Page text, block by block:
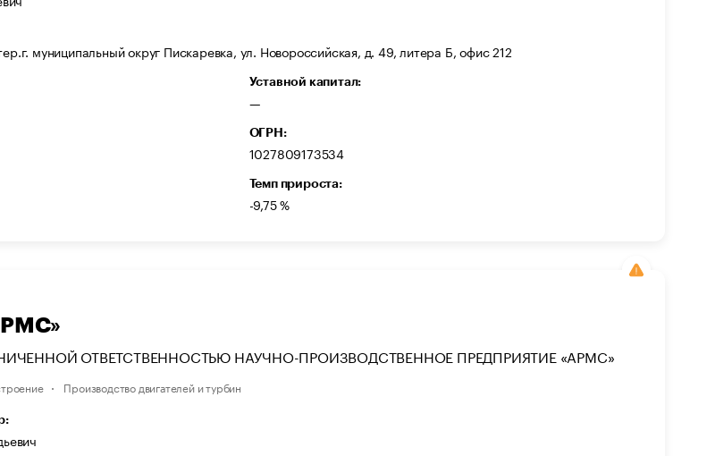
муниципальный округ Пискаревка, ул. Новороссийская, д. 49, литера Б, офис 212
Уставной капитал:
—
ОГРН:
1027809173534
Темп прироста:
-9,75 %
ОТВЕТСТВЕННОСТЬЮ НАУЧНО-ПРОИЗВОДСТВЕННОЕ ПРЕДПРИЯТИЕ «АРМС»
Производство двигателей и турбин